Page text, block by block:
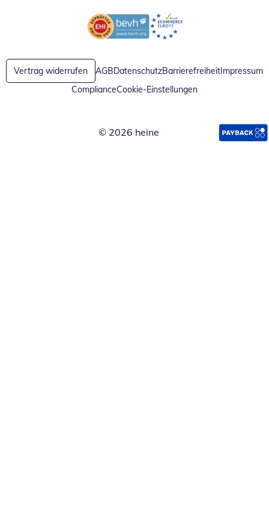
Öffnet in neuem FensterÖffnet in neuem Fenster
Vertrag widerrufen AGBDatenschutzBarrierefreiheitImpressum
ComplianceCookie-Einstellungen
© 2026 heine